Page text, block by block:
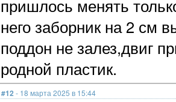
пришлось менять
него заборник на 2 см
поддон не залез,двиг
родной пластик.
#12 - 18 марта 2025 в 15:44